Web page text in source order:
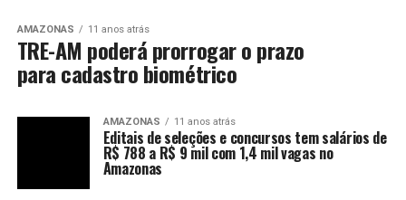
AMAZONAS 11 anos atrás
TRE-AM poderá prorrogar o prazo
para cadastro biométrico
AMAZONAS 11 anos atrás
Editais de seleções e concursos tem salários de
R$ 788 a R$ 9 mil com 1,4 mil vagas no
Amazonas